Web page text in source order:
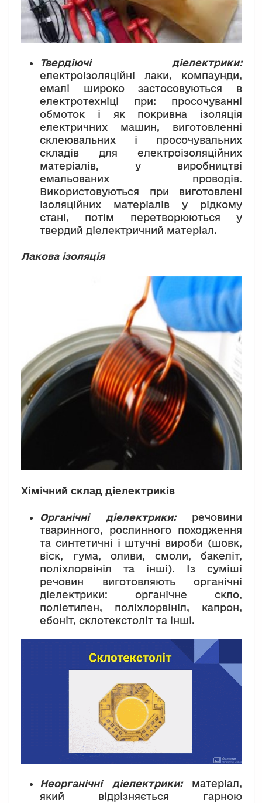
Твердіючі діелектрики:
електроізоляційні лаки, компаунди,
емалі широко застосовуються в
електротехніці при: просочуванні
обмоток і як покривна ізоляція
електричних машин, виготовленні
склеювальних і просочувальних
складів для електроізоляційних
матеріалів, у виробництві
емальованих проводів.
Використовуються при виготовлені
ізоляційних матеріалів у рідкому
стані, потім перетворюються у
твердий діелектричний матеріал.
Лакова ізоляція
Хімічний склад діелектриків
Органічні діелектрики:речовини
тваринного, рослинного походження
та синтетичні і штучні вироби (шовк,
віск, гума, оливи, смоли, бакеліт,
поліхлорвініл та інші). Із суміші
речовин виготовляють органічні
діелектрики: органічне скло,
поліетилен, поліхлорвініл, капрон,
ебоніт, склотекстоліт та інші.
Неорганічні діелектрики:матеріал,
який відрізняється гарною